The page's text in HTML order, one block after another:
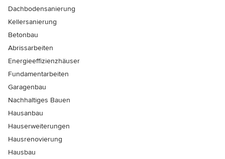
Dachbodensanierung
Kellersanierung
Betonbau
Abrissarbeiten
Energieeffizienzhäuser
Fundamentarbeiten
Garagenbau
Nachhaltiges Bauen
Hausanbau
Hauserweiterungen
Hausrenovierung
Hausbau